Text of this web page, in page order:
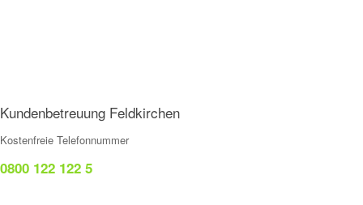
Kundenbetreuung Feldkirchen
Kostenfreie Telefonnummer
0800 122 122 5